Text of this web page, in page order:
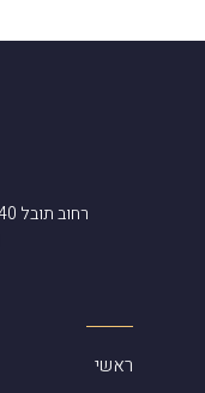
רחוב תובל 40 (מגדל ספיר), רמת גן, 5252247
ראשי